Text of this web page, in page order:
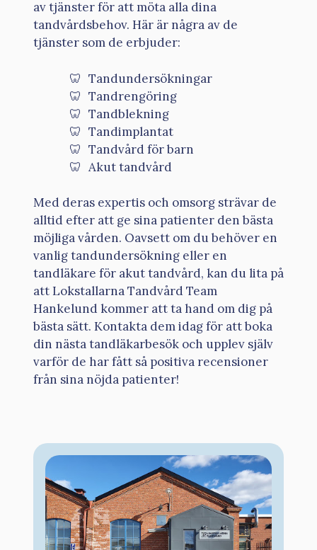
av tjänster för att möta alla dina
tandvårdsbehov. Här är några av de
tjänster som de erbjuder:
Tandundersökningar
Tandrengöring
Tandblekning
Tandimplantat
Tandvård för barn
Akut tandvård
Med deras expertis och omsorg strävar de
alltid efter att ge sina patienter den bästa
möjliga vården. Oavsett om du behöver en
vanlig tandundersökning eller en
tandläkare för akut tandvård, kan du lita på
att Lokstallarna Tandvård Team
Hankelund kommer att ta hand om dig på
bästa sätt. Kontakta dem idag för att boka
din nästa tandläkarbesök och upplev själv
varför de har fått så positiva recensioner
från sina nöjda patienter!